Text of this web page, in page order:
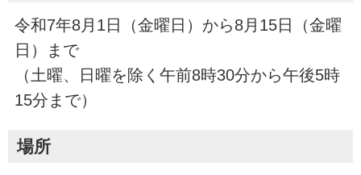
令和7年8月1日（金曜日）から8月15日（金曜
日）まで
（土曜、日曜を除く午前8時30分から午後5時
15分まで）
場所